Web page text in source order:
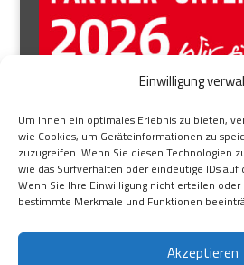
Einwilligung
Um Ihnen ein optimales Erlebnis zu bieten,
wie Cookies, um Geräteinformationen zu
zuzugreifen. Wenn Sie diesen Technologien
wie das Surfverhalten oder eindeutige IDs
Wenn Sie Ihre Einwilligung nicht erteilen
bestimmte Merkmale und Funktionen
Akzeptieren
AUFSICHTSRAT
BEIRAT
BRANCHENEXPERTE
ÜBER UNS